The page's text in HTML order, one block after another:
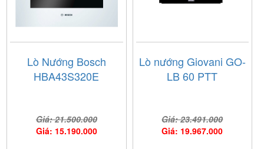
Lò Nướng Bosch
HBA43S320E
Giá: 21.500.000
Giá: 15.190.000
Lò nướng Giovani GO-
LB 60 PTT
Giá: 23.491.000
Giá: 19.967.000